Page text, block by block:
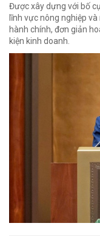
Được xây dựng với bố
lĩnh vực nông nghiệp
hành chính, đơn giản
kiện kinh doanh.